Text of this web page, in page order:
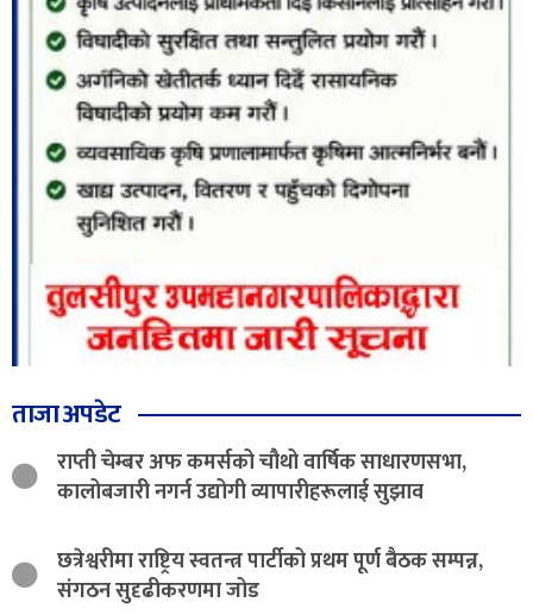
ताजा अपडेट
राप्ती चेम्बर अफ कमर्सको चौथो वार्षिक साधारणसभा,
कालोबजारी नगर्न उद्योगी व्यापारीहरूलाई सुझाव
छत्रेश्वरीमा राष्ट्रिय स्वतन्त्र पार्टीको प्रथम पूर्ण बैठक सम्पन्न,
संगठन सुदृढीकरणमा जोड